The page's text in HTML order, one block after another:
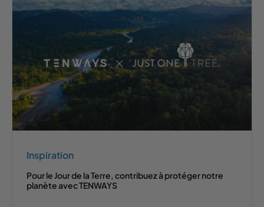
Inspiration
Pour le Jour de la Terre, contribuez à protéger notre
planète avec TENWAYS